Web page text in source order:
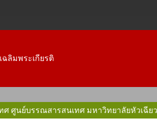
ลิมพระเกียรติ
ศูนย์บรรณสารสนเทศ มหาวิทยาลัยหัวเฉียว